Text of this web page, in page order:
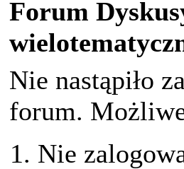
Forum
Nie nastąpiło
forum.
Nie